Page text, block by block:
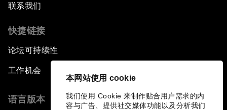
本网站使用 cookie
我们使用 Cookie 来制作贴合用户需求的内
容与广告、提供社交媒体功能以及分析我们
联系我们
快捷链接
论坛可持续性
工作机会
语言版本